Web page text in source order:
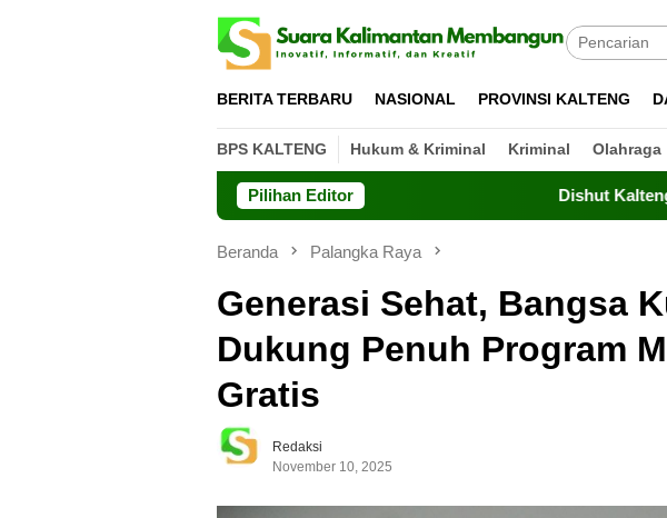
BERITA TERBARU NASIONAL PROVINSI KALTENG
BPS KALTENG Hukum & Kriminal Kriminal Olahraga
Pilihan Editor Dishut Kalteng Perkuat
Beranda Palangka Raya
Generasi Sehat, Bangsa
Dukung Penuh Program
Gratis
Redaksi
November 10, 2025